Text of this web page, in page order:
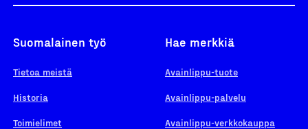
Suomalainen työ
Tietoa meistä
Historia
Toimielimet
Hae merkkiä
Avainlippu-tuote
Avainlippu-palvelu
Avainlippu-verkkokauppa